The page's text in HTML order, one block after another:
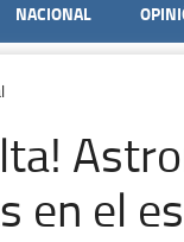
NACIONAL
en el